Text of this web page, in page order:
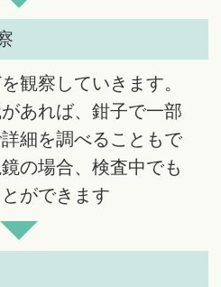
観察していきます。
あれば、鉗子で一部
細を調べることもで
の場合、検査中でも
ができます